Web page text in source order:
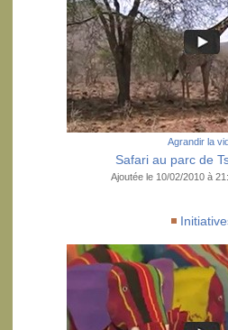
Agrandir la
Safari au parc de
Ajoutée le 10/02/2010 à